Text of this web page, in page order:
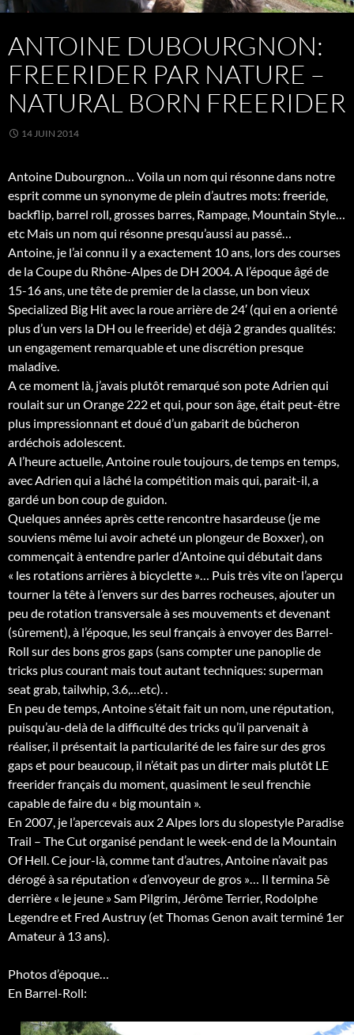
ANTOINE DUBOURGNON:
FREERIDER PAR NATURE –
NATURAL BORN FREERIDER
14 JUIN 2014
Antoine Dubourgnon… Voila un nom qui résonne dans notre
esprit comme un synonyme de plein d’autres mots: freeride,
backflip, barrel roll, grosses barres, Rampage, Mountain Style…
etc Mais un nom qui résonne presqu’aussi au passé…
Antoine, je l’ai connu il y a exactement 10 ans, lors des courses
de la Coupe du Rhône-Alpes de DH 2004. A l’époque âgé de
15-16 ans, une tête de premier de la classe, un bon vieux
Specialized Big Hit avec la roue arrière de 24′ (qui en a orienté
plus d’un vers la DH ou le freeride) et déjà 2 grandes qualités:
un engagement remarquable et une discrétion presque
maladive.
A ce moment là, j’avais plutôt remarqué son pote Adrien qui
roulait sur un Orange 222 et qui, pour son âge, était peut-être
plus impressionnant et doué d’un gabarit de bûcheron
ardéchois adolescent.
A l’heure actuelle, Antoine roule toujours, de temps en temps,
avec Adrien qui a lâché la compétition mais qui, parait-il, a
gardé un bon coup de guidon.
Quelques années après cette rencontre hasardeuse (je me
souviens même lui avoir acheté un plongeur de Boxxer), on
commençait à entendre parler d’Antoine qui débutait dans
« les rotations arrières à bicyclette »… Puis très vite on l’aperçu
tourner la tête à l’envers sur des barres rocheuses, ajouter un
peu de rotation transversale à ses mouvements et devenant
(sûrement), à l’époque, les seul français à envoyer des Barrel-
Roll sur des bons gros gaps (sans compter une panoplie de
tricks plus courant mais tout autant techniques: superman
seat grab, tailwhip, 3.6,…etc). .
En peu de temps, Antoine s’était fait un nom, une réputation,
puisqu’au-delà de la difficulté des tricks qu’il parvenait à
réaliser, il présentait la particularité de les faire sur des gros
gaps et pour beaucoup, il n’était pas un dirter mais plutôt LE
freerider français du moment, quasiment le seul frenchie
capable de faire du « big mountain ».
En 2007, je l’apercevais aux 2 Alpes lors du slopestyle Paradise
Trail – The Cut organisé pendant le week-end de la Mountain
Of Hell. Ce jour-là, comme tant d’autres, Antoine n’avait pas
dérogé à sa réputation « d’envoyeur de gros »… Il termina 5è
derrière « le jeune » Sam Pilgrim, Jérôme Terrier, Rodolphe
Legendre et Fred Austruy (et Thomas Genon avait terminé 1er
Amateur à 13 ans).
Photos d’époque…
En Barrel-Roll: